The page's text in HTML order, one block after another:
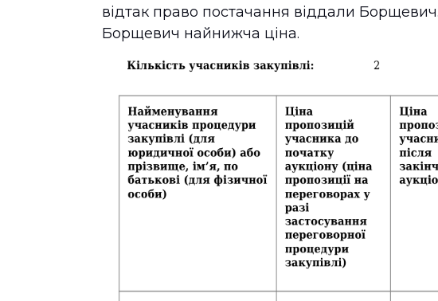
відтак право постачання віддали
Борщевич найнижча ціна.